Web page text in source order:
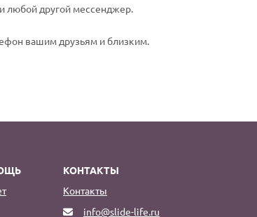
любой другой мессенджер.
вашим друзьям и близким.
КОНТАКТЫ
Контакты
info@slide-life.ru